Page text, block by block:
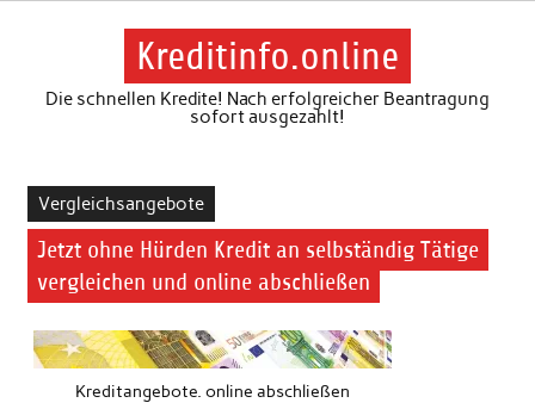
Skip
Kreditinfo.online
Die schnellen Kredite! Nach erfolgreicher Beantragung
sofort ausgezahlt!
Vergleichsangebote
Jetzt ohne Hürden Kredit an selbständig Tätige
vergleichen und online abschließen
Kreditangebote. online abschließen